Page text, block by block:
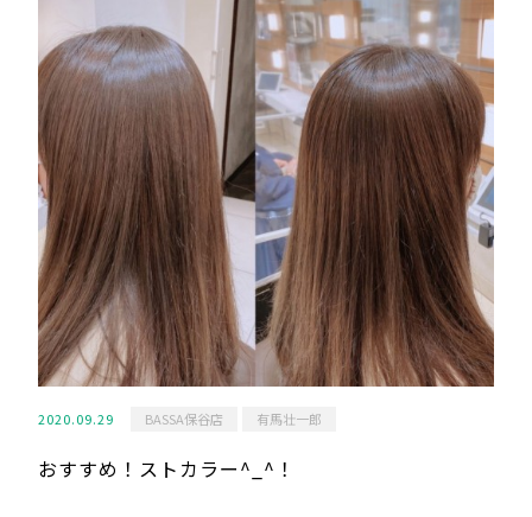
2020.09.29 BASSA保谷店 有馬壮一郎
おすすめ！ストカラー^_^！